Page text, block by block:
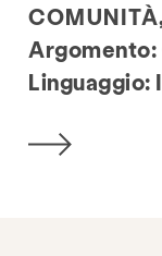
Cerca KCSARC
Argomento:
Linguaggio: